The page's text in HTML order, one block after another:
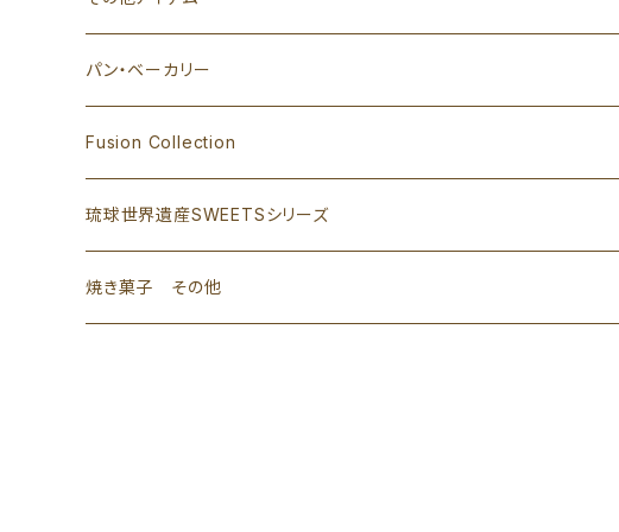
パン・ベーカリー
Fusion Collection
琉球世界遺産SWEETSシリーズ
焼き菓子 その他